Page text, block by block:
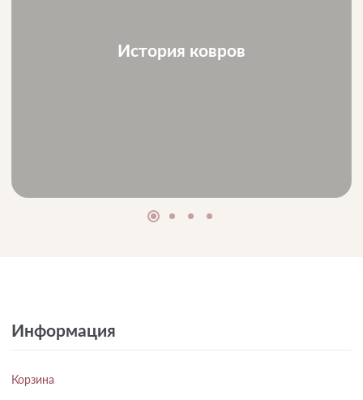
История ковров
Информация
Корзина